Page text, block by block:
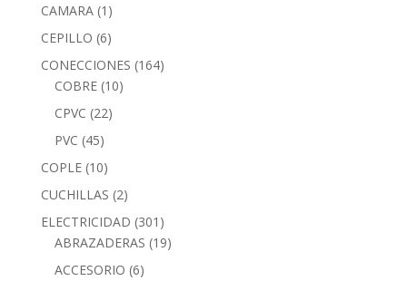
CAMARA (1)
CEPILLO (6)
CONECCIONES (164)
COBRE (10)
CPVC (22)
PVC (45)
COPLE (10)
CUCHILLAS (2)
ELECTRICIDAD (301)
ABRAZADERAS (19)
ACCESORIO (6)